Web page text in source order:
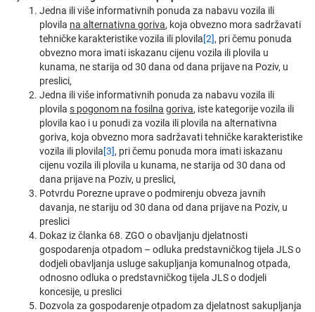
Jedna ili više informativnih ponuda za nabavu vozila ili
plovila na alternativna goriva, koja obvezno mora sadržavati
tehničke karakteristike vozila ili plovila[2], pri čemu ponuda
obvezno mora imati iskazanu cijenu vozila ili plovila u
kunama, ne starija od 30 dana od dana prijave na Poziv, u
preslici,
Jedna ili više informativnih ponuda za nabavu vozila ili
plovila s pogonom na fosilna goriva, iste kategorije vozila ili
plovila kao i u ponudi za vozila ili plovila na alternativna
goriva, koja obvezno mora sadržavati tehničke karakteristike
vozila ili plovila[3], pri čemu ponuda mora imati iskazanu
cijenu vozila ili plovila u kunama, ne starija od 30 dana od
dana prijave na Poziv, u preslici,
Potvrdu Porezne uprave o podmirenju obveza javnih
davanja, ne stariju od 30 dana od dana prijave na Poziv, u
preslici
Dokaz iz članka 68. ZGO o obavljanju djelatnosti
gospodarenja otpadom – odluka predstavničkog tijela JLS o
dodjeli obavljanja usluge sakupljanja komunalnog otpada,
odnosno odluka o predstavničkog tijela JLS o dodjeli
koncesije, u preslici
Dozvola za gospodarenje otpadom za djelatnost sakupljanja